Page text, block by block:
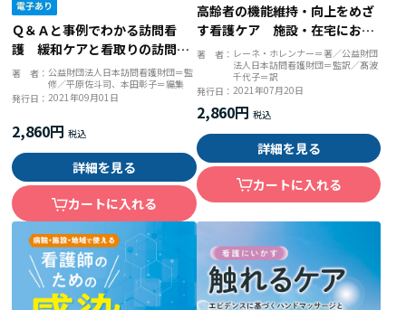
Ｑ＆Ａと事例でわかる訪問看
護 緩和ケアと看取りの訪問看
護
著 者：公益財団法人日本訪問看護財団＝監
修／平原佐斗司、本田彰子＝編集
発行日：2021年09月01日
2,860円
詳細を見る
カートに入れる
高齢者の機能維持・向上をめざ
す看護ケア 施設・在宅におけ
るリハビリテーション看護の実
著 者： レーネ・ホレンナー＝著／公益財団
法人日本訪問看護財団＝監訳／髙波
千代子＝訳
発行日： 2021年07月20日
2,860円
詳細を見る
カートに入れる